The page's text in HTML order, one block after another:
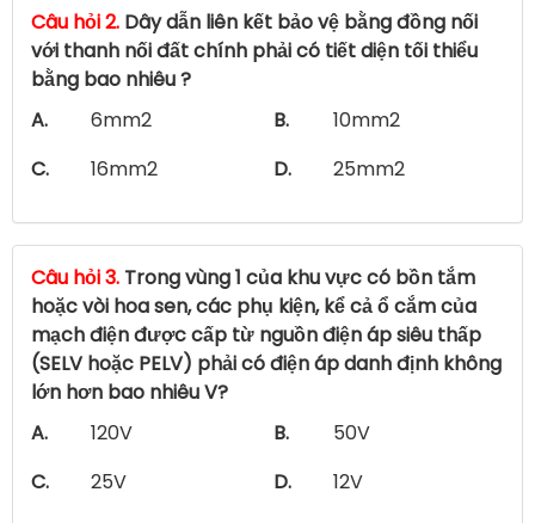
Câu hỏi 2. Dây dẫn liên kết bảo vệ bằng đồng nối
với thanh nối đất chính phải có tiết diện tối thiểu
bằng bao nhiêu ?
A.
6mm2 B.
10mm2
C.
16mm2 D. 25mm2
Câu hỏi 3. Trong vùng 1 của khu vực có bồn tắm
hoặc vòi hoa sen, các phụ kiện, kể cả ổ cắm của
mạch điện được cấp từ nguồn điện áp siêu thấp
(SELV hoặc PELV) phải có điện áp danh định không
lớn hơn bao nhiêu V?
A.
120V B.
50V
C.
25V D. 12V